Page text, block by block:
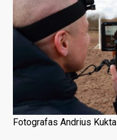
Fotografas Andrius Kukta